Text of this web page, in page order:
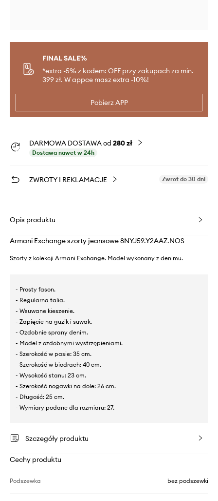
FINAL SALE%
*extra -5% z kodem: OFF przy zakupach za min.
399 zł. W appce masz extra -10%!
Pobierz APP
DARMOWA DOSTAWA od 280 zł
Dostawa nawet w 24h
ZWROTY I REKLAMACJE Zwrot do 30 dni
Opis produktu
Armani Exchange szorty jeansowe 8NYJ59.Y2AAZ.NOS
Szorty z kolekcji Armani Exchange. Model wykonany z denimu.
- Prosty fason.
- Regularna talia.
- Wsuwane kieszenie.
- Zapięcie na guzik i suwak.
- Ozdobnie sprany denim.
- Model z ozdobnymi wystrzępieniami.
- Szerokość w pasie: 35 cm.
- Szerokość w biodrach: 40 cm.
- Wysokość stanu: 23 cm.
- Szerokość nogawki na dole: 26 cm.
- Długość: 25 cm.
- Wymiary podane dla rozmiaru: 27.
Szczegóły produktu
Cechy produktu
Podszewka bez podszewki